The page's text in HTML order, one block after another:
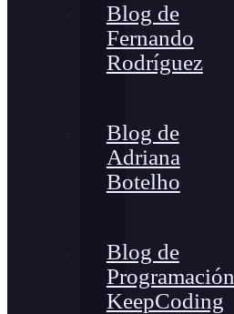
Blog de
Fernando
Rodríguez
Blog de
Adriana
Botelho
Blog de
Programación
KeepCoding